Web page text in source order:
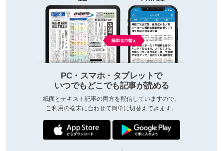
PC・スマホ・タブレットで
いつでもどこでも記事が読める
紙面とテキスト記事の両方を配信していますので、
ご利用の端末に合わせて簡単に切替えできます。